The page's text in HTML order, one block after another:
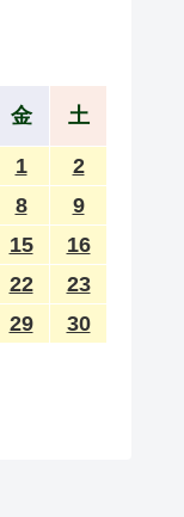
金 土
1
2
8
9
15
16
22
23
29 30